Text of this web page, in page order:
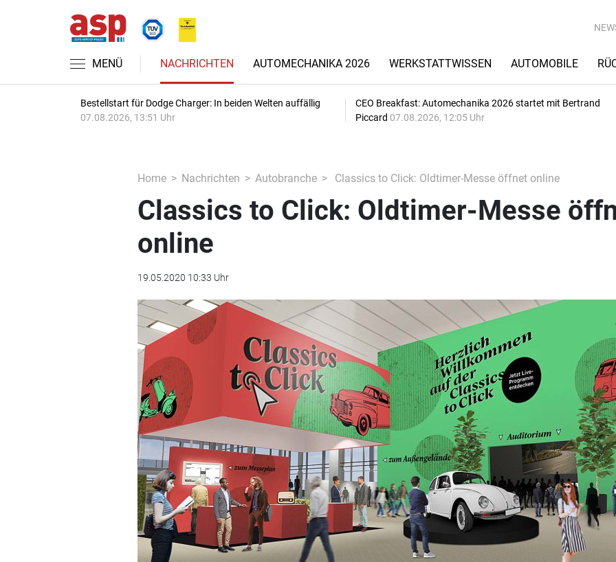
MENÜ NACHRICHTEN AUTOMECHANIKA 2026 WERKSTATTWISSEN AUTOMOBILE
Bestellstart für Dodge Charger: In beiden Welten auffällig
07.08.2026, 13:51 Uhr
CEO Breakfast: Automechanika 2026 startet mit Bertrand
Piccard 07.08.2026, 12:05 Uhr
Home Nachrichten Autobranche Classics to Click: Oldtimer-Messe öffnet online
Classics to Click: Oldtimer-Messe
online
19.05.2020 10:33 Uhr